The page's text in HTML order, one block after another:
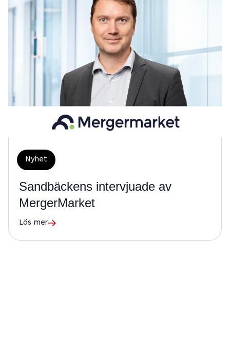
Nyhet
Sandbäckens intervjuade av
MergerMarket
Läs mer